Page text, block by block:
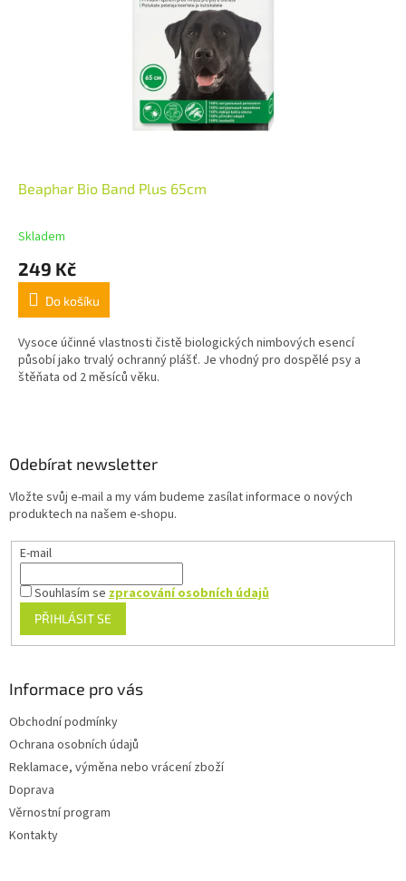
Beaphar Bio Band Plus 65cm
Skladem
249 Kč
Do košíku
Vysoce účinné vlastnosti čistě biologických nimbových esencí
působí jako trvalý ochranný plášť. Je vhodný pro dospělé psy a
štěňata od 2 měsíců věku.
Odebírat newsletter
Vložte svůj e-mail a my vám budeme zasílat informace o nových
produktech na našem e-shopu.
E-mail
Souhlasím sezpracování osobních údajů
PŘIHLÁSIT SE
Informace pro vás
Obchodní podmínky
Ochrana osobních údajů
Reklamace, výměna nebo vrácení zboží
Doprava
Věrnostní program
Kontakty